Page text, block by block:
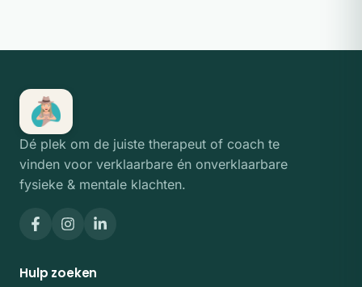
Dé plek om de juiste therapeut of coach te
vinden voor verklaarbare én onverklaarbare
fysieke & mentale klachten.
Hulp zoeken